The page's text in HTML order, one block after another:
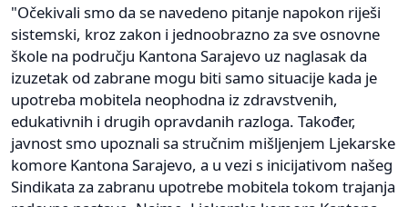
"Očekivali smo da se navedeno pitanje napokon riješi
sistemski, kroz zakon i jednoobrazno za sve osnovne
škole na području Kantona Sarajevo uz naglasak da
izuzetak od zabrane mogu biti samo situacije kada je
upotreba mobitela neophodna iz zdravstvenih,
edukativnih i drugih opravdanih razloga. Također,
javnost smo upoznali sa stručnim mišljenjem Ljekarske
komore Kantona Sarajevo, a u vezi s inicijativom našeg
Sindikata za zabranu upotrebe mobitela tokom trajanja